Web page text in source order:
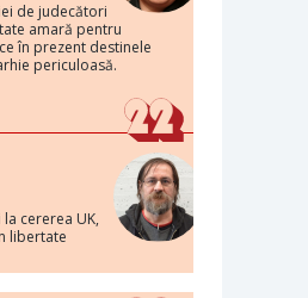
de judecători
amară pentru
în prezent destinele
periculoasă.
cererea UK,
libertate